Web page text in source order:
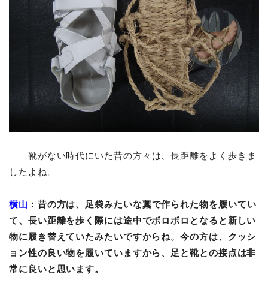
――靴がない時代にいた昔の方々は、長距離をよく歩きま
したよね。
横山 ：昔の方は、足袋みたいな藁で作られた物を履いてい
て、長い距離を歩く際には途中でボロボロとなると新しい
物に履き替えていたみたいですからね。今の方は、クッシ
ョン性の良い物を履いていますから、足と靴との接点は非
常に良いと思います。